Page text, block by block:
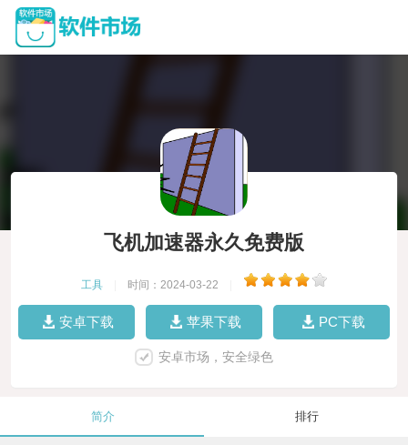
飞机加速器永久免费版
工具 时间：2024-03-22
安卓下载 苹果下载 PC下载
安卓市场，安全绿色
简介 排行